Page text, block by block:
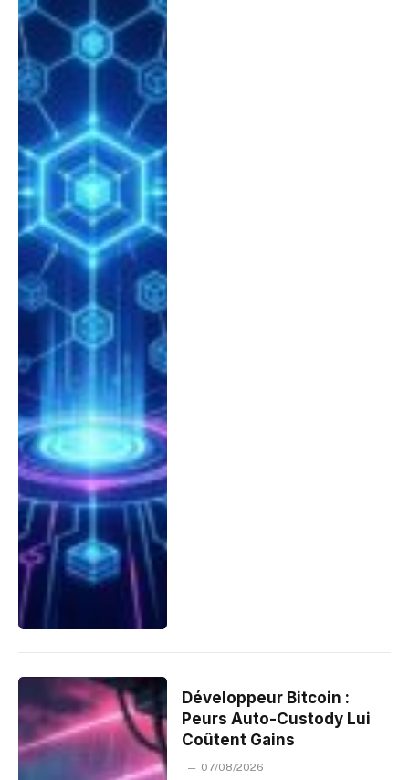
Développeur Bitcoin :
Peurs Auto-Custody Lui
Coûtent Gains
07/08/2026